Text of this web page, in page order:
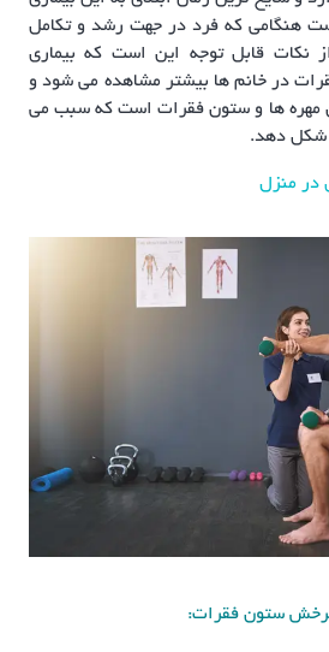
هنگامی که فرد در جهت رشد و تکامل
نکات قابل توجه این است که بیماری
در خانم ها بیشتر مشاهده می شود و
مهره ها و ستون فقرات است که سبب می
شکل دهد.
در منزل
ستون فقرات: